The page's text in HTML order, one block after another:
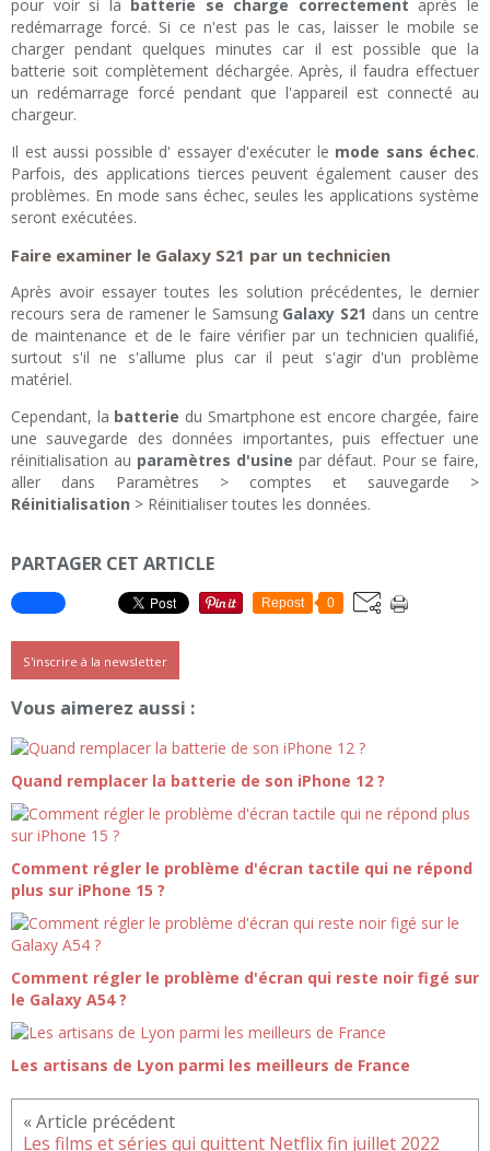
pour voir si la batterie se charge correctement après le
redémarrage forcé. Si ce n'est pas le cas, laisser le mobile se
charger pendant quelques minutes car il est possible que la
batterie soit complètement déchargée. Après, il faudra effectuer
un redémarrage forcé pendant que l'appareil est connecté au
chargeur.
Il est aussi possible d' essayer d'exécuter le mode sans échec.
Parfois, des applications tierces peuvent également causer des
problèmes. En mode sans échec, seules les applications système
seront exécutées.
Faire examiner le Galaxy S21 par un technicien
Après avoir essayer toutes les solution précédentes, le dernier
recours sera de ramener le Samsung Galaxy S21 dans un centre
de maintenance et de le faire vérifier par un technicien qualifié,
surtout s'il ne s'allume plus car il peut s'agir d'un problème
matériel.
Cependant, la batterie du Smartphone est encore chargée, faire
une sauvegarde des données importantes, puis effectuer une
réinitialisation au paramètres d'usine par défaut. Pour se faire,
aller dans Paramètres > comptes et sauvegarde >
Réinitialisation > Réinitialiser toutes les données.
PARTAGER CET ARTICLE
Repost 0
S'inscrire à la newsletter
Vous aimerez aussi :
Quand remplacer la batterie de son iPhone 12 ?
Comment régler le problème d'écran tactile qui ne répond
plus sur iPhone 15 ?
Comment régler le problème d'écran qui reste noir figé sur
le Galaxy A54 ?
Les artisans de Lyon parmi les meilleurs de France
Les films et séries qui quittent Netflix fin juillet 2022